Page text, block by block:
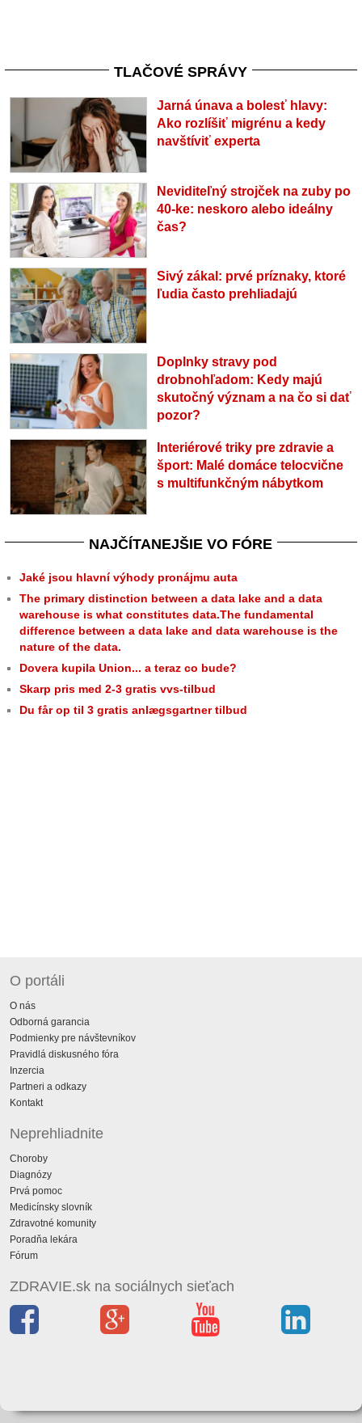
TLAČOVÉ SPRÁVY
Jarná únava a bolesť hlavy:
Ako rozlíšiť migrénu a kedy
navštíviť experta
Neviditeľný strojček na zuby po
40-ke: neskoro alebo ideálny
čas?
Sivý zákal: prvé príznaky, ktoré
ľudia často prehliadajú
Doplnky stravy pod
drobnohľadom: Kedy majú
skutočný význam a na čo si dať
pozor?
Interiérové triky pre zdravie a
šport: Malé domáce telocvične
s multifunkčným nábytkom
NAJČÍTANEJŠIE VO FÓRE
Jaké jsou hlavní výhody pronájmu auta
The primary distinction between a data lake and a data
warehouse is what constitutes data.The fundamental
difference between a data lake and data warehouse is the
nature of the data.
Dovera kupila Union... a teraz co bude?
Skarp pris med 2-3 gratis vvs-tilbud
Du får op til 3 gratis anlægsgartner tilbud
O portáli
O nás
Odborná garancia
Podmienky pre návštevníkov
Pravidlá diskusného fóra
Inzercia
Partneri a odkazy
Kontakt
Neprehliadnite
Choroby
Diagnózy
Prvá pomoc
Medicínsky slovník
Zdravotné komunity
Poradňa lekára
Fórum
ZDRAVIE.sk na sociálnych sieťach